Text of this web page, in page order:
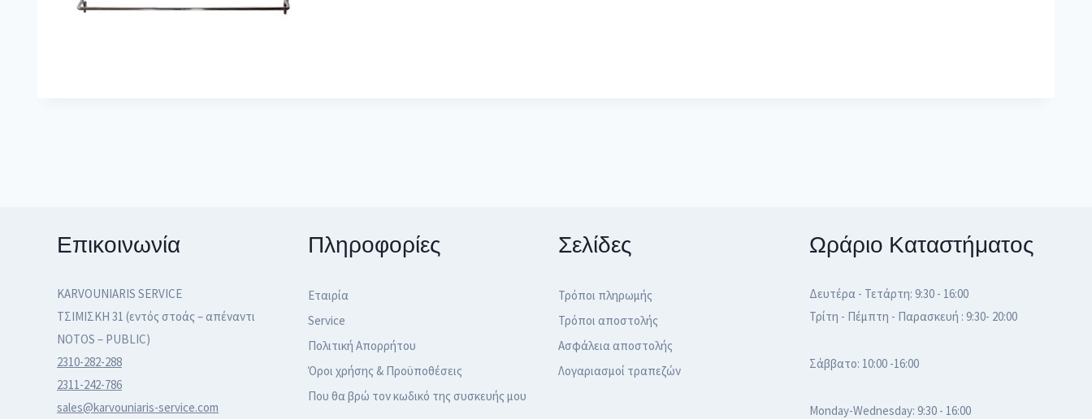
Επικοινωνία
KARVOUNIARIS SERVICE
ΤΣΙΜΙΣΚΗ 31 (εντός στοάς – απέναντι
NOTOS – PUBLIC)
2310-282-288
2311-242-786
sales@karvouniaris-service.com
Πληροφορίες
Εταιρία
Service
Πολιτική Απορρήτου
Όροι χρήσης & Προϋποθέσεις
Που θα βρώ τον κωδικό της συσκευής μου
Σελίδες
Τρόποι πληρωμής
Τρόποι αποστολής
Ασφάλεια αποστολής
Λογαριασμοί τραπεζών
Ωράριο Καταστήματος
Δευτέρα - Τετάρτη: 9:30 - 16:00
Τρίτη - Πέμπτη - Παρασκευή : 9:30- 20:00
Σάββατο: 10:00 -16:00
Monday-Wednesday: 9:30 - 16:00